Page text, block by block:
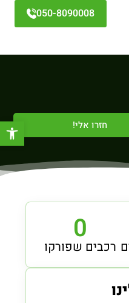
050-8090008
חזרו אלי!
רכבים שפורקו
0
פתח